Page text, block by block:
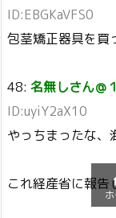
ID:EBGKaVFS0
包茎矯正器具を買
48: 名無しさん＠
ID:uyiY2aX10
やっちまったな、
これ経産省に報告